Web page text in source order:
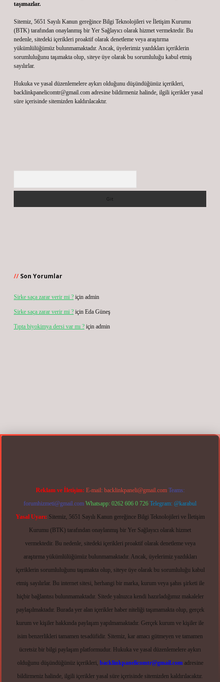
taşımazlar.
Sitemiz, 5651 Sayılı Kanun gereğince Bilgi Teknolojileri ve İletişim Kurumu
(BTK) tarafından onaylanmış bir Yer Sağlayıcı olarak hizmet vermektedir. Bu
nedenle, sitedeki içerikleri proaktif olarak denetleme veya araştırma
yükümlülüğümüz bulunmamaktadır. Ancak, üyelerimiz yazdıkları içeriklerin
sorumluluğunu taşımakta olup, siteye üye olarak bu sorumluluğu kabul etmiş
sayılırlar.
Hukuka ve yasal düzenlemelere aykırı olduğunu düşündüğünüz içerikleri,
backlinkpanelicomtr@gmail.com adresine bildirmeniz halinde, ilgili içerikler yasal
süre içerisinde sitemizden kaldırılacaktır.
Son Yorumlar
Sirke saça zarar verir mi ? için admin
Sirke saça zarar verir mi ? için Eda Güneş
Tıpta biyokimya dersi var mı ? için admin
Reklam ve İletişim: E-mail: backlinkpaneli@gmail.com Teams:
forumhizmeti@gmail.com Whatsapp: 0262 606 0 726 Telegram: @karabul
Yasal Uyarı: Sitemiz, 5651 Sayılı Kanun gereğince Bilgi Teknolojileri ve İletişim
Kurumu (BTK) tarafından onaylanmış bir Yer Sağlayıcı olarak hizmet
vermektedir. Bu nedenle, sitedeki içerikleri proaktif olarak denetleme veya
araştırma yükümlülüğümüz bulunmamaktadır. Ancak, üyelerimiz yazdıkları
içeriklerin sorumluluğunu taşımakta olup, siteye üye olarak bu sorumluluğu kabul
etmiş sayılırlar. Bu internet sitesi, herhangi bir marka, kurum veya şahıs şirketi ile
hiçbir bağlantısı bulunmamaktadır. Sitede yalnızca kendi hazırladığımız makaleler
paylaşılmaktadır. Burada yer alan içerikler haber niteliği taşımamakta olup, gerçek
kurum ve kişiler hakkında paylaşım yapılmamaktadır. Gerçek kurum ve kişiler ile
isim benzerlikleri tamamen tesadüfidir. Sitemiz, kar amacı gütmeyen ve tamamen
ücretsiz bir bilgi paylaşım platformudur. Hukuka ve yasal düzenlemelere aykırı
olduğunu düşündüğünüz içerikleri, backlinkpanelicomtr@gmail.comadresine
bildirmeniz halinde, ilgili içerikler yasal süre içerisinde sitemizden kaldırılacaktır.